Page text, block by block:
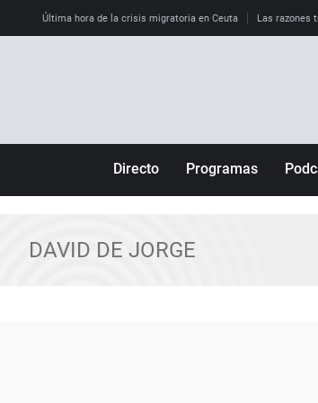
Última hora de la crisis migratoria en Ceuta Las razones
Directo Programas
Julia en la onda
DAVID DE JORGE